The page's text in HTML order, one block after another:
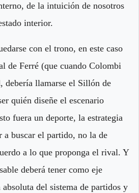
de la intuición de nosotros
interior.
con el trono, en este caso
de Ferré (que cuando Colombi
debería llamarse el Sillón de
quién diseñe el escenario
fuera un deporte, la estrategia
a buscar el partido, no la de
a lo que proponga el rival. Y
deberá tener como eje
del sistema de partidos y